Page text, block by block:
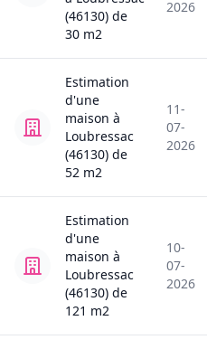
(46130) de
30 m2
2026
Estimation
d'une
maison à
Loubressac
(46130) de
52 m2
11-
07-
2026
Estimation
d'une
maison à
Loubressac
(46130) de
121 m2
10-
07-
2026